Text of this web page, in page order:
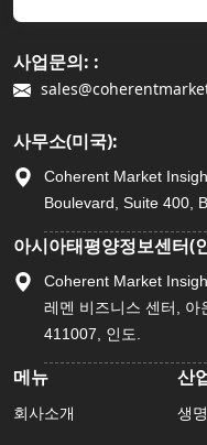
사업문의: :
사무소(미국):
Coherent Market
Boulevard, Suite 400,
아시아태평양정보센터(
Coherent Market
레멘 비즈니스 센터, 아
411007, 인도.
메뉴
회사소개
산
생